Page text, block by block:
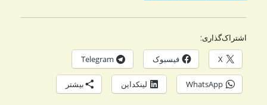
اشتراک‌گذاری:
X فیسبوک Telegram
WhatsApp لینکداین بیشتر